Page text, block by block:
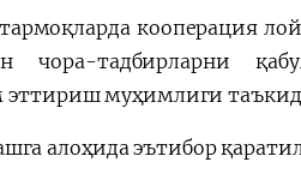
кооперация
чора-тадбирларни
эттириш муҳимлиги
алоҳида эътибор